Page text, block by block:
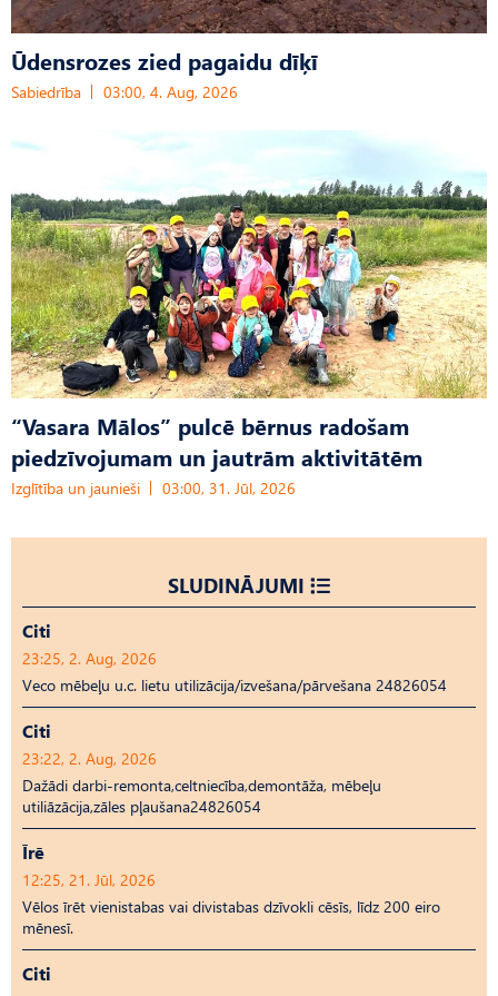
Ūdensrozes zied pagaidu dīķī
Sabiedrība 03:00, 4. Aug, 2026
“Vasara Mālos” pulcē bērnus radošam
piedzīvojumam un jautrām aktivitātēm
Izglītība un jaunieši 03:00, 31. Jūl, 2026
SLUDINĀJUMI
Citi
23:25, 2. Aug, 2026
Veco mēbeļu u.c. lietu utilizācija/izvešana/pārvešana 24826054
Citi
23:22, 2. Aug, 2026
Dažādi darbi-remonta,celtniecība,demontāža, mēbeļu
utiliāzācija,zāles pļaušana24826054
Īrē
12:25, 21. Jūl, 2026
Vēlos īrēt vienistabas vai divistabas dzīvokli cēsīs, līdz 200 eiro
mēnesī.
Citi